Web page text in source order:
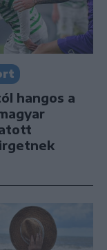
hangos a